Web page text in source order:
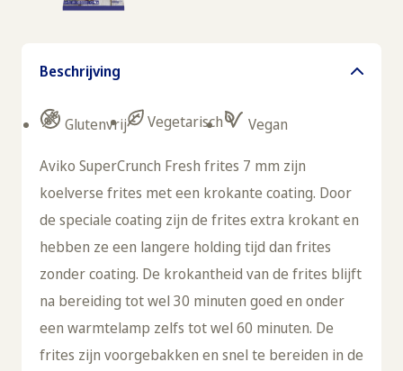
Beschrijving
Glutenvrij Vegetarisch Vegan
Aviko SuperCrunch Fresh frites 7 mm zijn
koelverse frites met een krokante coating. Door
de speciale coating zijn de frites extra krokant en
hebben ze een langere holding tijd dan frites
zonder coating. De krokantheid van de frites blijft
na bereiding tot wel 30 minuten goed en onder
een warmtelamp zelfs tot wel 60 minuten. De
frites zijn voorgebakken en snel te bereiden in de